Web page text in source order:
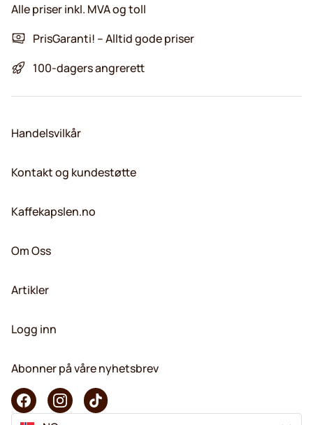
Alle priser inkl. MVA og toll
PrisGaranti! – Alltid gode priser
100-dagers angrerett
Handelsvilkår
Kontakt og kundestøtte
Kaffekapslen.no
Om Oss
Artikler
Logg inn
Abonner på våre nyhetsbrev